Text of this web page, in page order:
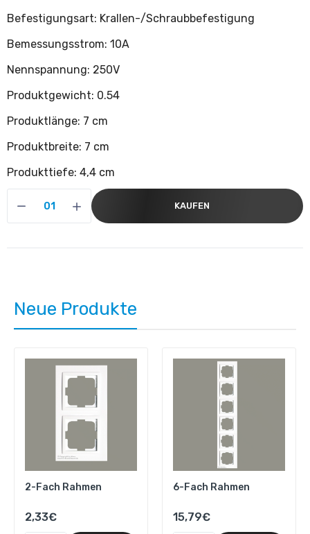
Befestigungsart: Krallen-/Schraubbefestigung
Bemessungsstrom: 10A
Nennspannung: 250V
Produktgewicht: 0.54
Produktlänge: 7 cm
Produktbreite: 7 cm
Produkttiefe: 4,4 cm
KAUFEN
Neue Produkte
2-Fach Rahmen
2,33€
6-Fach Rahmen
15,79€